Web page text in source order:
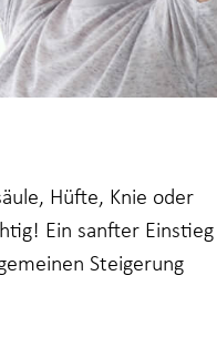
Hüfte, Knie oder
Ein sanfter Einstieg
Steigerung